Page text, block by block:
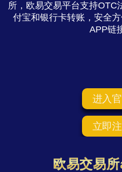
所，欧易交易平台支持OTC
付宝和银行卡转账，安全
APP链
进入
立即
欧易交易